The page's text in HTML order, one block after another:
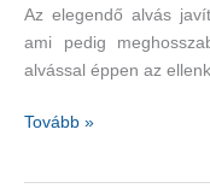
Az elegendő alvás
ami pedig
alvással éppen az
A
Tovább »